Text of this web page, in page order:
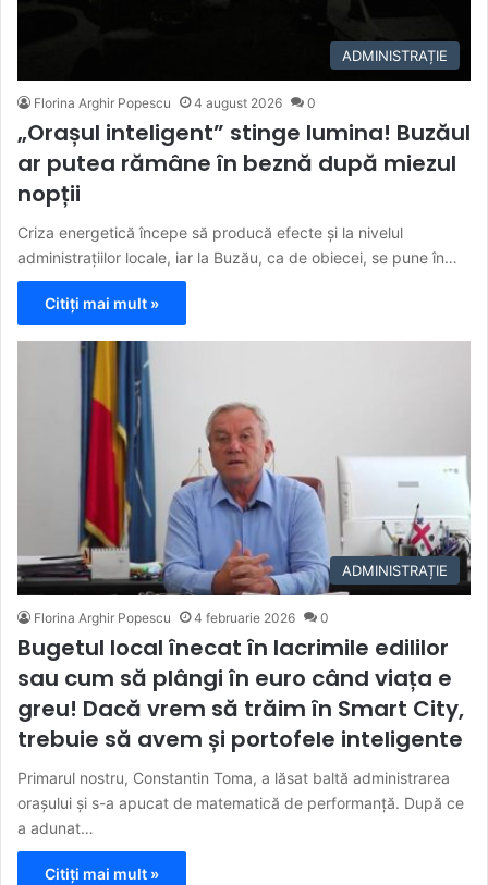
ADMINISTRAȚIE
Florina Arghir Popescu 4 august 2026 0
„Orașul inteligent” stinge lumina! Buzăul
ar putea rămâne în beznă după miezul
nopții
Criza energetică începe să producă efecte și la nivelul
administrațiilor locale, iar la Buzău, ca de obiecei, se pune în…
Citiți mai mult »
ADMINISTRAȚIE
Florina Arghir Popescu 4 februarie 2026 0
Bugetul local înecat în lacrimile edililor
sau cum să plângi în euro când viața e
greu! Dacă vrem să trăim în Smart City,
trebuie să avem și portofele inteligente
Primarul nostru, Constantin Toma, a lăsat baltă administrarea
orașului și s-a apucat de matematică de performanță. După ce
a adunat…
Citiți mai mult »